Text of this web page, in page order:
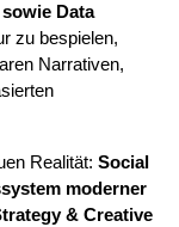
Data
zu bespielen,
Narrativen,
Realität: Social
moderner
& Creative